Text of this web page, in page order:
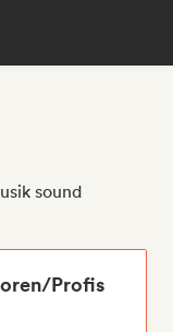
sound
Profis